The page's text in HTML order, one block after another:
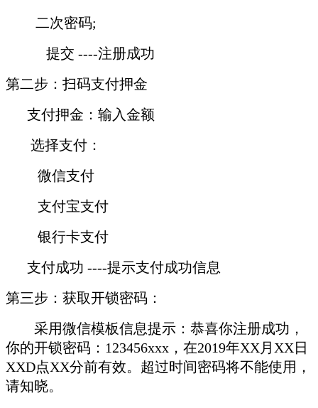
二次密码;
提交 ----注册成功
第二步：扫码支付押金
支付押金：输入金额
选择支付：
微信支付
支付宝支付
银行卡支付
支付成功 ----提示支付成功信息
第三步：获取开锁密码：
采用微信模板信息提示：恭喜你注册成功，
你的开锁密码：123456xxx，在2019年XX月XX日
XXD点XX分前有效。超过时间密码将不能使用，
请知晓。